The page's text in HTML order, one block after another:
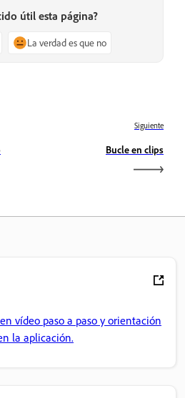
útil esta página?
La verdad es que no
Siguiente
Bucle en clips
vídeo paso a paso y orientación
la aplicación.